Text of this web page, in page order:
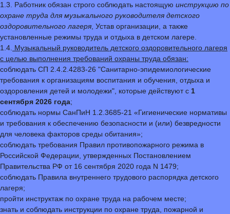
1.3. Работник обязан строго соблюдать настоящую инструкцию по
охране труда для музыкального руководителя детского
оздоровительного лагеря , Устав организации, а также
установленные режимы труда и отдыха в детском лагере.
1.4. Музыкальный руководитель детского оздоровительного лагеря
с целью выполнения требований охраны труда обязан:
соблюдать СП 2.4.2.4283-26 "Санитарно-эпидемиологические
требования к организациям воспитания и обучения, отдыха и
оздоровления детей и молодежи", которые действуют с 1
сентября 2026 года;
соблюдать нормы СанПиН 1.2.3685-21 «Гигиенические нормативы
и требования к обеспечению безопасности и (или) безвредности
для человека факторов среды обитания»;
соблюдать требования Правил противопожарного режима в
Российской Федерации, утвержденных Постановлением
Правительства РФ от 16 сентября 2020 года N 1479;
соблюдать Правила внутреннего трудового распорядка детского
лагеря;
пройти инструктаж по охране труда на рабочем месте;
знать и соблюдать инструкции по охране труда, пожарной и